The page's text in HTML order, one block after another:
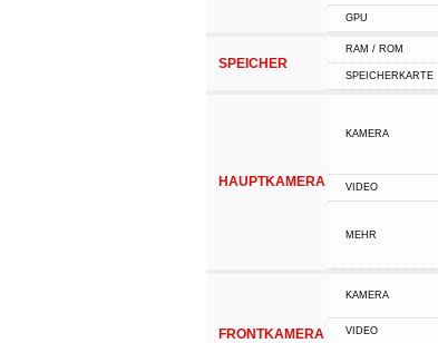
GPU
SPEICHER
RAM / ROM
SPEICHERKARTE
HAUPTKAMERA
KAMERA
VIDEO
MEHR
FRONTKAMERA
KAMERA
VIDEO